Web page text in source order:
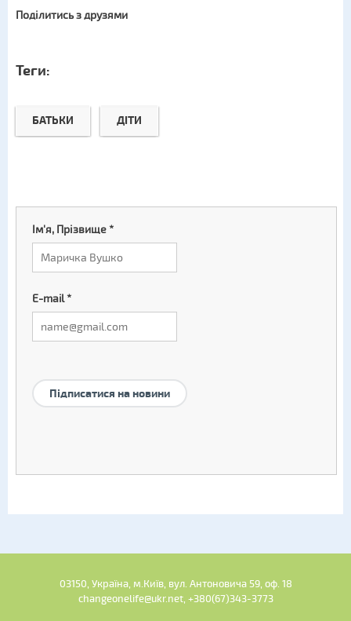
Поділитись з друзями
Теги:
БАТЬКИ ДІТИ
Ім'я, Прізвище*
E-mail*
Підписатися на новини
03150, Україна, м.Київ, вул. Антоновича 59, оф. 18
changeonelife@ukr.net, +380(67)343-3773